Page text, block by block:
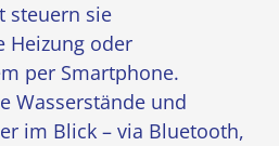
steuern sie
Heizung oder
per Smartphone.
Wasserstände und
im Blick – via Bluetooth,